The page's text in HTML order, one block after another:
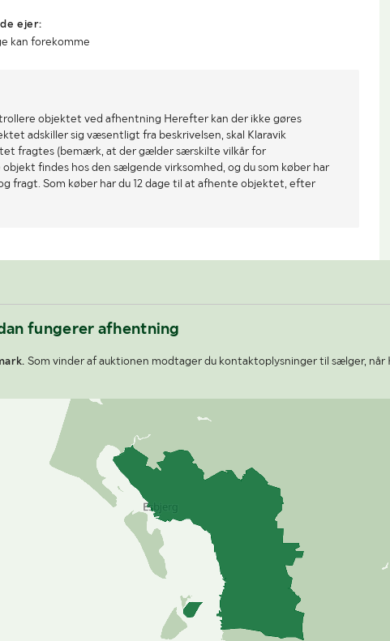
ejer:
kan forekomme
objektet ved afhentning Herefter kan der ikke gøres
adskiller sig væsentligt fra beskrivelsen, skal Klaravik
fragtes (bemærk, at der gælder særskilte vilkår for
objekt findes hos den sælgende virksomhed, og du som køber har
fragt. Som køber har du 12 dage til at afhente objektet, efter
fungerer afhentning
Som vinder af auktionen modtager du kontaktoplysninger til sælger, når